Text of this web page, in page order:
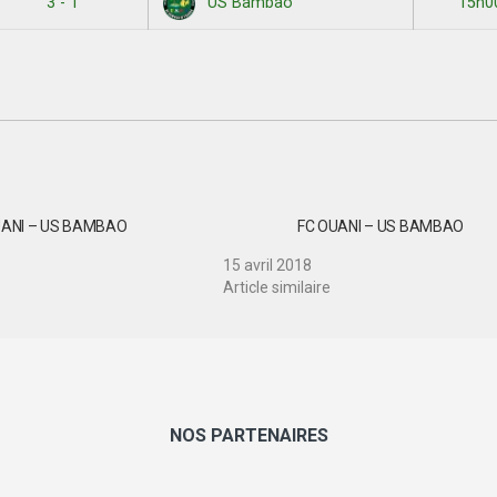
– US BAMBAO FC OUANI – US BAMBAO
15 avril 2018
Article similaire
NOS PARTENAIRES